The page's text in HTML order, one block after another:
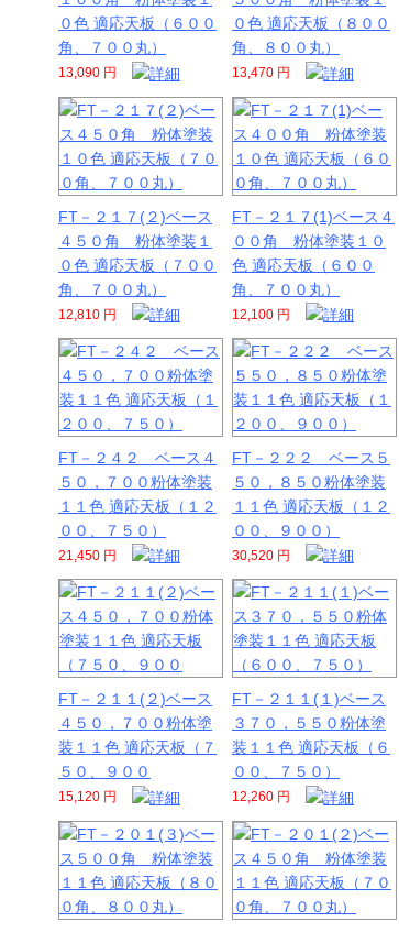
０色 適応天板（６００
角、７００丸）
13,090 円
０色 適応天板（８００
角、８００丸）
13,470 円
FT－２１７(２)ベース
４５０角 粉体塗装１
０色 適応天板（７００
角、７００丸）
12,810 円
FT－２１７(1)ベース４
００角 粉体塗装１０
色 適応天板（６００
角、７００丸）
12,100 円
FT－２４２ ベース４
５０，７００粉体塗装
１１色 適応天板（１２
００、７５０）
21,450 円
FT－２２２ ベース５
５０，８５０粉体塗装
１１色 適応天板（１２
００、９００）
30,520 円
FT－２１１(２)ベース
４５０，７００粉体塗
装１１色 適応天板（７
５０、９００
15,120 円
FT－２１１(１)ベース
３７０，５５０粉体塗
装１１色 適応天板（６
００、７５０）
12,260 円